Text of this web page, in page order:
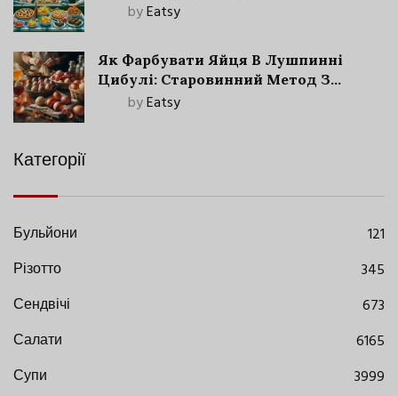
byEatsy
Як Фарбувати Яйця В Лушпинні
Цибулі: Старовинний Метод З
Сучасними Нюансами
byEatsy
Категорії
Бульйони
121
Різотто
345
Сендвічі
673
Салати
6165
Супи
3999